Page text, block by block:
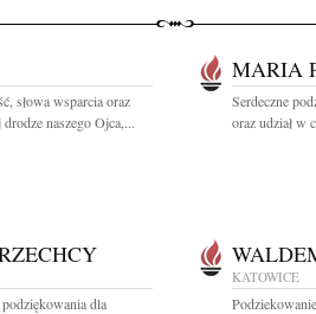
słowa wsparcia oraz
naszego Ojca,...
MARIA
Serdeczne
oraz udział w
dla
KATOWICE